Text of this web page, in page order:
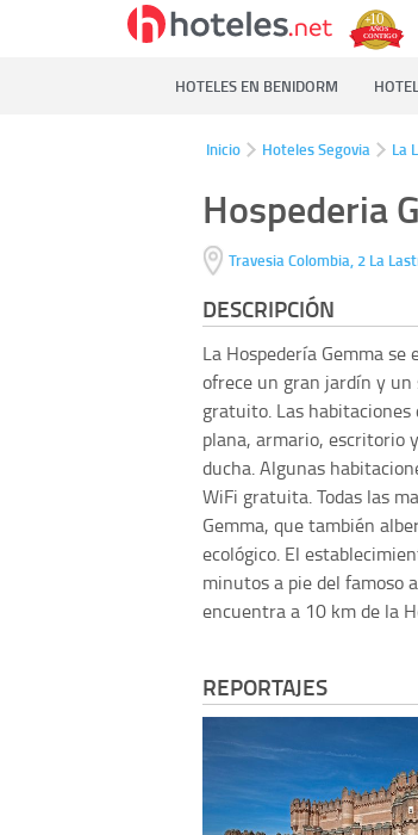
HOTELES EN BENIDORM
Inicio Hoteles Segovia La
Hospederia
Travesia Colombia, 2 La
DESCRIPCIÓN
La Hospedería Gemma
ofrece un gran jardín y un
gratuito. Las habitaciones
plana, armario, escritorio
ducha. Algunas
WiFi gratuita. Todas las
Gemma, que también
ecológico. El
minutos a pie del famoso
encuentra a 10 km de la
REPORTAJES